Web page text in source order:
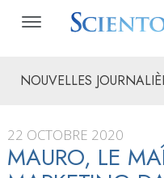
NOUVELLES
22 OCTOBRE 2020
MAURO, LE